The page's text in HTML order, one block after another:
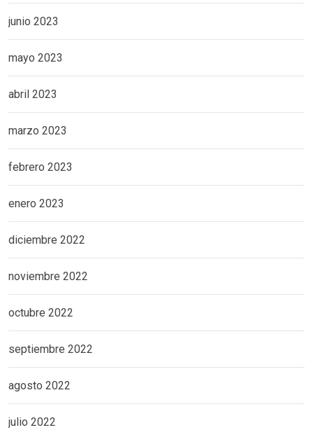
junio 2023
mayo 2023
abril 2023
marzo 2023
febrero 2023
enero 2023
diciembre 2022
noviembre 2022
octubre 2022
septiembre 2022
agosto 2022
julio 2022